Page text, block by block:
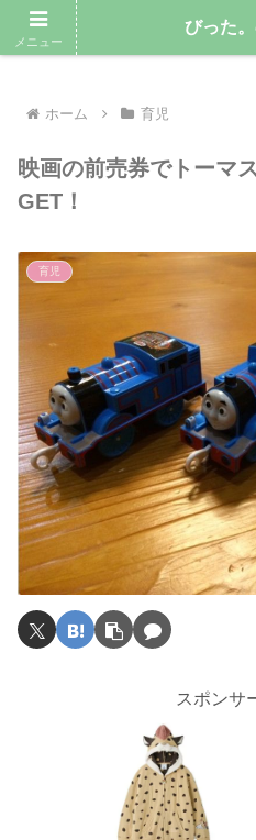
気ままにゆるりと暮らして
ホーム 育児
映画の前売券でトーマ
GET！
育児
スポンサ
メニュー
びった